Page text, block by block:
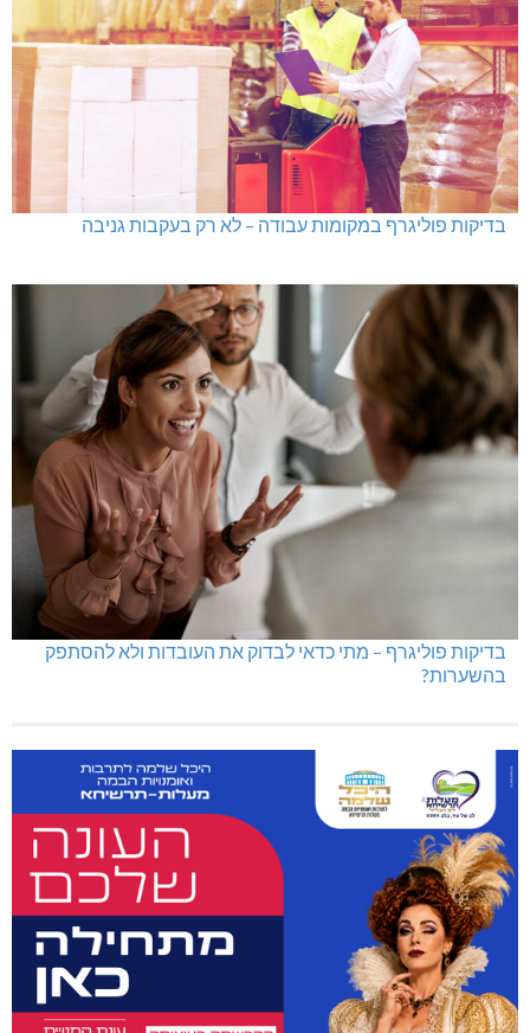
בדיקות פוליגרף במקומות עבודה – לא רק בעקבות גניבה
בדיקות פוליגרף – מתי כדאי לבדוק את העובדות ולא להסתפק
בהשערות?